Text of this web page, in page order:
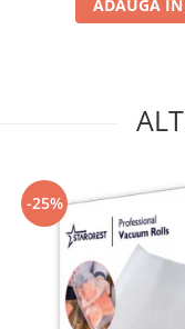
ADAUGA IN
-25%